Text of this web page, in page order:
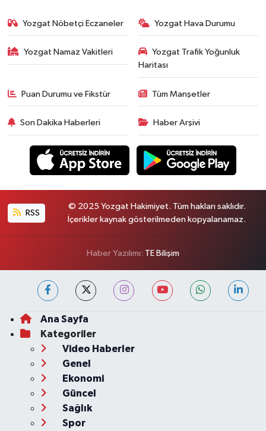
Yozgat Nöbetçi Eczaneler Yozgat Hava Durumu
Yozgat Namaz Vakitleri
Yozgat Trafik Yoğunluk
Haritası
Puan Durumu ve Fikstür Tüm Manşetler
Son Dakika Haberleri Haber Arşivi
RSS
© 2025 Yozgat Hakimiyet. Tüm hakları saklıdır.
İçerikler kaynak gösterilmeden kopyalanamaz.
Haber Yazılımı: TE Bilişim
Ana Sayfa
Kategoriler
Video Haberler
Genel
Ekonomi
Güncel
Sağlık
Spor